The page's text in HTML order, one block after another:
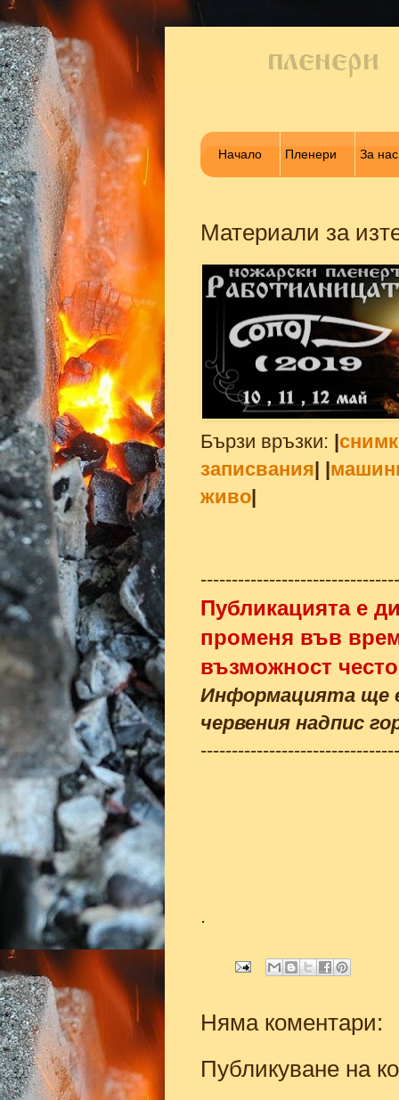
Начало Пленери За нас
Материали за
Бързи връзки:
записвания
живо
Публикацията е
променя във
възможност
Информацията ще
червения надпис
.
Няма коментари:
Публикуване на